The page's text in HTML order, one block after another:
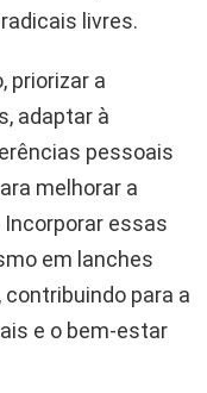
livres.
priorizar a
adaptar à
pessoais
melhorar a
Incorporar essas
em lanches
para a
e o bem-estar